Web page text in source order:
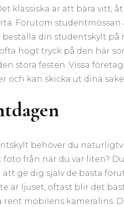
klassiska är att bära vitt,
Förutom
din studentskylt på
högt tryck på den här
stora festen. Vissa
och kan skicka ut dina
behöver du
från när du var liten?
att ge dig själv de bästa
är ljuset, oftast blir det
mobilens kameralins.